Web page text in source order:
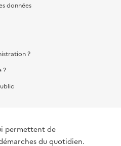
données
?
?
permettent de
du quotidien.